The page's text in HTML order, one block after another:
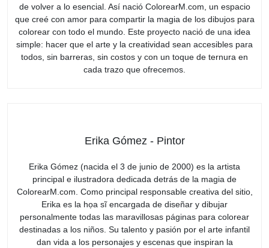
de volver a lo esencial. Así nació ColorearM.com, un espacio
que creé con amor para compartir la magia de los dibujos para
colorear con todo el mundo. Este proyecto nació de una idea
simple: hacer que el arte y la creatividad sean accesibles para
todos, sin barreras, sin costos y con un toque de ternura en
cada trazo que ofrecemos.
Erika Gómez - Pintor
Erika Gómez (nacida el 3 de junio de 2000) es la artista
principal e ilustradora dedicada detrás de la magia de
ColorearM.com. Como principal responsable creativa del sitio,
Erika es la họa sĩ encargada de diseñar y dibujar
personalmente todas las maravillosas páginas para colorear
destinadas a los niños. Su talento y pasión por el arte infantil
dan vida a los personajes y escenas que inspiran la